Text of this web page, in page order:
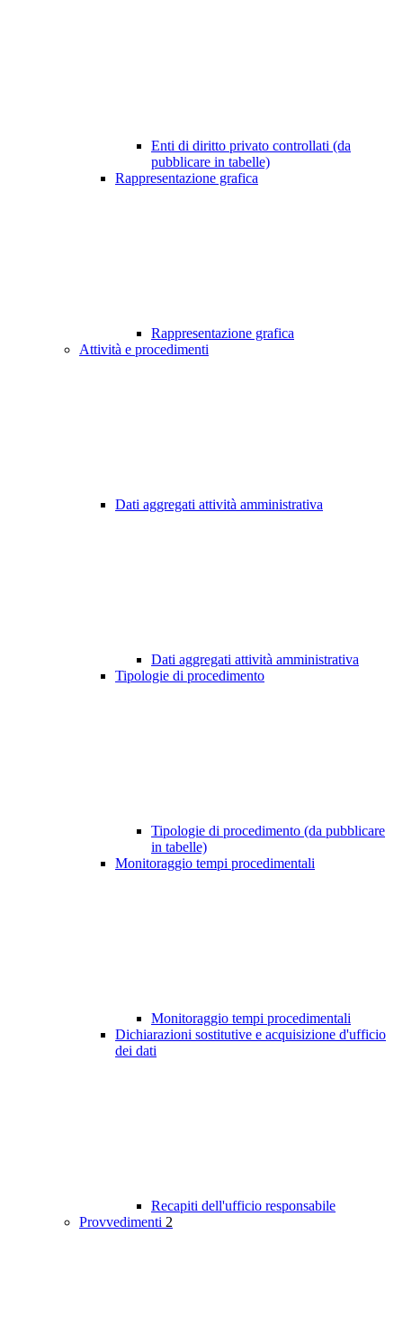
Enti di diritto privato controllati (da
pubblicare in tabelle)
Rappresentazione grafica
Rappresentazione grafica
Attività e procedimenti
Dati aggregati attività amministrativa
Dati aggregati attività amministrativa
Tipologie di procedimento
Tipologie di procedimento (da pubblicare
in tabelle)
Monitoraggio tempi procedimentali
Monitoraggio tempi procedimentali
Dichiarazioni sostitutive e acquisizione d'ufficio
dei dati
Recapiti dell'ufficio responsabile
Provvedimenti 2